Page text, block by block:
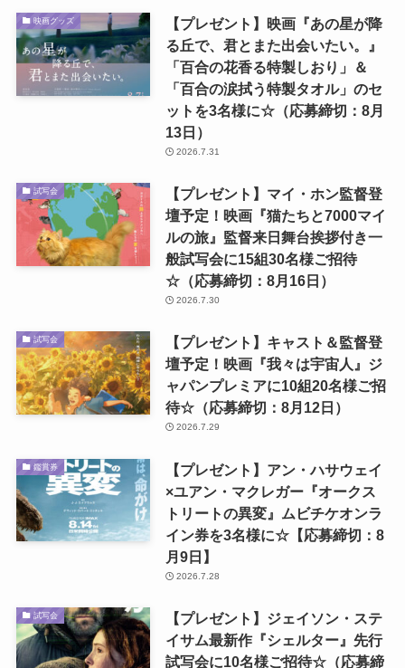
映画グッズ
【プレゼント】映画『あの星が降
る丘で、君とまた出会いたい。』
「百合の花香る特製しおり」＆
「百合の涙拭う特製タオル」のセ
ットを3名様に☆（応募締切：8月
13日）
2026.7.31
試写会
【プレゼント】マイ・ホン監督登
壇予定！映画『猫たちと7000マイ
ルの旅』監督来日舞台挨拶付き一
般試写会に15組30名様ご招待
☆（応募締切：8月16日）
2026.7.30
試写会
【プレゼント】キャスト＆監督登
壇予定！映画『我々は宇宙人』ジ
ャパンプレミアに10組20名様ご招
待☆（応募締切：8月12日）
2026.7.29
鑑賞券
【プレゼント】アン・ハサウェイ
×ユアン・マクレガー『オークス
トリートの異変』ムビチケオンラ
イン券を3名様に☆【応募締切：8
月9日】
2026.7.28
試写会
【プレゼント】ジェイソン・ステ
イサム最新作『シェルター』先行
試写会に10名様ご招待☆（応募締